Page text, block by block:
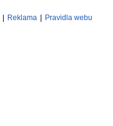
Reklama Pravidla webu